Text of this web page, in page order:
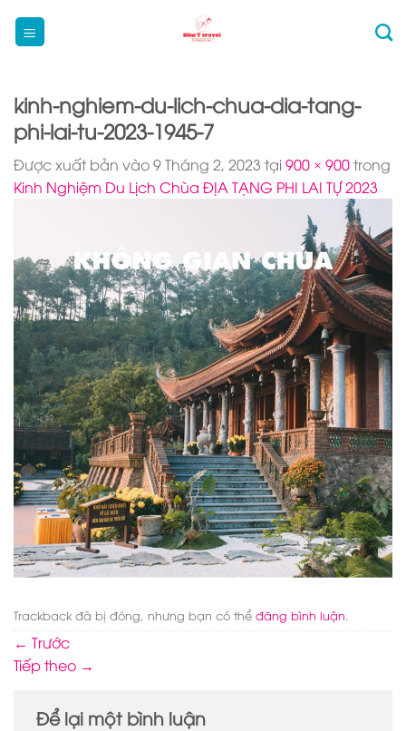
qua
kinh-nghiem-du-lich-chua-dia-tang-
phi-lai-tu-2023-1945-7
Được xuất bản vào9 Tháng 2, 2023 tại 900 × 900trong
Kinh Nghiệm Du Lịch Chùa ĐỊA TẠNG PHI LAI TỰ 2023
Trackback đã bị đóng, nhưng bạn có thể đăng bình luận
← Trước
Tiếp theo →
Để lại một bình luận